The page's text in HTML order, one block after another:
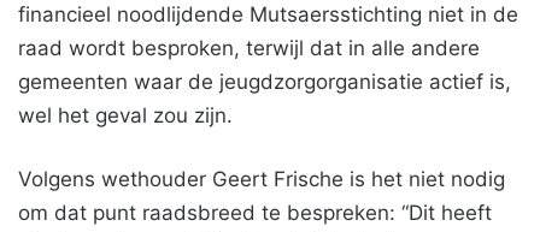
financieel noodlijdende Mutsaersstichting niet in de
raad wordt besproken, terwijl dat in alle andere
gemeenten waar de jeugdzorgorganisatie actief is,
wel het geval zou zijn.
Volgens wethouder Geert Frische is het niet nodig
om dat punt raadsbreed te bespreken: “Dit heeft